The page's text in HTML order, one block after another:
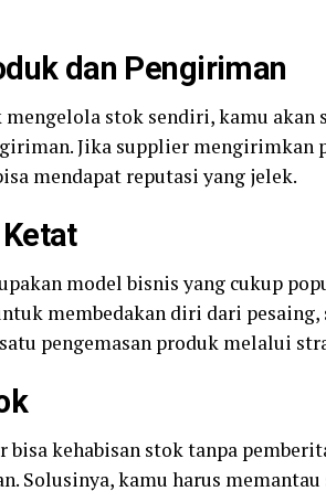
dan Pengiriman
mengelola stok sendiri, kamu
Jika supplier mengirimkan
mendapat reputasi yang jelek.
model bisnis yang cukup
membedakan diri dari
pengemasan produk melalui
bisa kehabisan stok tanpa
Solusinya, kamu harus